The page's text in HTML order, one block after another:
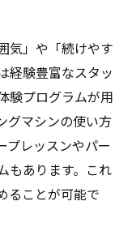
いやすい理由
て始められる
解説
るメリット
ムの特徴まと
気」や「続けやす
経験豊富なスタッ
験プログラムが用
グマシンの使い方
プレッスンやパー
もあります。これ
ることが可能で